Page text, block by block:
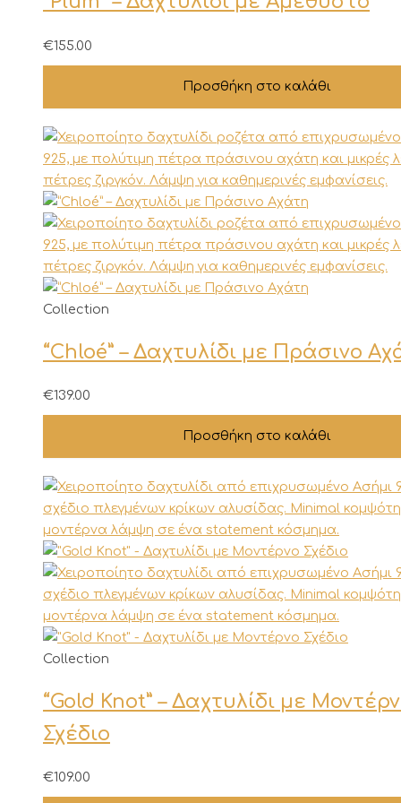
€155.00
Προσθήκη στο καλάθι
Collection
“Chloé” – Δαχτυλίδι με Πράσινο
€139.00
Προσθήκη στο καλάθι
Collection
“Gold Knot” – Δαχτυλίδι με
Σχέδιο
€109.00
Αυτό
προϊόν
έχει
πολλαπλές